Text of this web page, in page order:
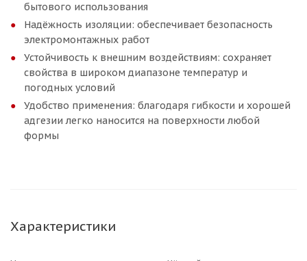
бытового использования
Надёжность изоляции: обеспечивает безопасность
электромонтажных работ
Устойчивость к внешним воздействиям: сохраняет
свойства в широком диапазоне температур и
погодных условий
Удобство применения: благодаря гибкости и хорошей
адгезии легко наносится на поверхности любой
формы
Характеристики